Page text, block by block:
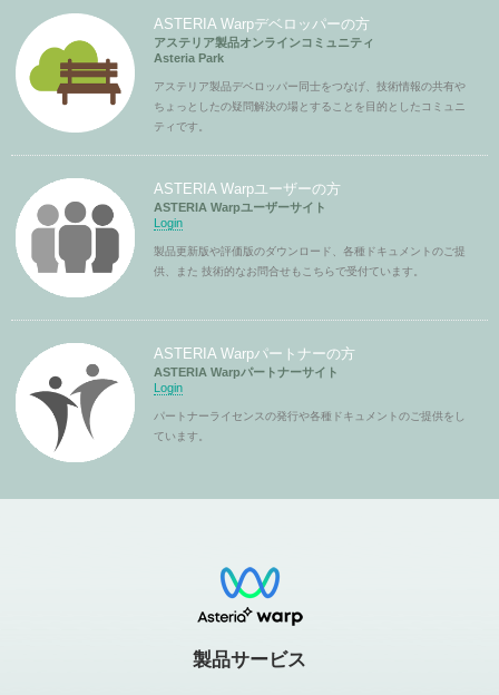
ASTERIA Warpデベロッパーの方
アステリア製品オンラインコミュニティ
Asteria Park
アステリア製品デベロッパー同士をつなげ、技術情報の共有や
ちょっとしたの疑問解決の場とすることを目的としたコミュニ
ティです。
ASTERIA Warpユーザーの方
ASTERIA Warpユーザーサイト
Login
製品更新版や評価版のダウンロード、各種ドキュメントのご提
供、また 技術的なお問合せもこちらで受付ています。
ASTERIA Warpパートナーの方
ASTERIA Warpパートナーサイト
Login
パートナーライセンスの発行や各種ドキュメントのご提供をし
ています。
製品サービス